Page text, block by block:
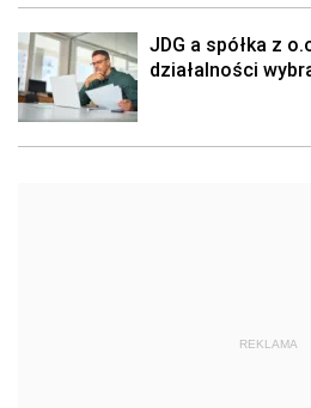
JDG a spółka z
działalności
REKLAMA